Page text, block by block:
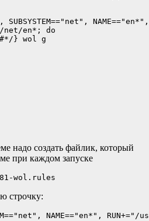
SUBSYSTEM=="net",
net/en*; do
} wol g
надо создать файлик, который
при каждом запуске
wol.rules
строчку:
NAME=="en*",